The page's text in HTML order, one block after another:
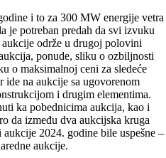
i to za 300 MW energije vetra
je potreban predah da svi izvuku
održe u drugoj polovini
ponude, sliku o ozbiljnosti
o maksimalnoj ceni za sledeće
na aukcije sa ugovorenom
i drugim elementima.
ka pobednicima aukcija, kao i
da između dva aukcijska kruga
2024. godine bile uspešne –
aukcije.